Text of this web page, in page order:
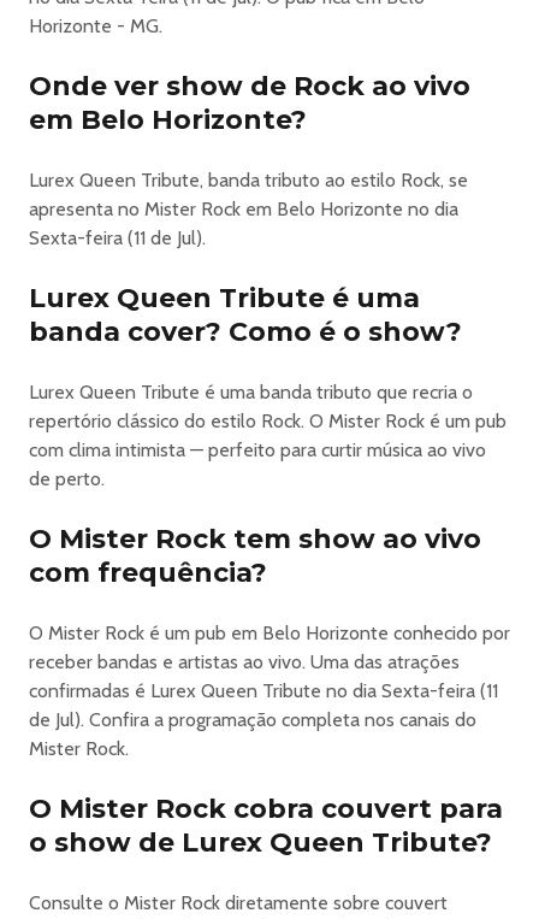
- Matanza Ritual
- Tianastacia
- Carne Nua e Bauxita
- Pretty (Pitty)
of a Down e Slipknot
🎟️ INGRESSOS PROMOCIONAIS LIMITADOS
- Passaporte 2 dias Meia e Solidário Promo R$50
- Passaporte 2 dias Inteira Promo R$100
- Ingresso 1 dia (12/07) Meia e Solidário Promo R$30
- Ingresso Inteira (11/07 ou 12/07) Promo R$60
Adquira seu ingresso Promocional antes que acabe!
* Evento com 2 palcos
* Praça de Alimentação
* Permitido a entrada de menores de idade
acompanhados dos pais e com ingresso.
* Espaço Kids fica na área externa do shopping e do
evento.
* Teremos venda de copos do evento
Horizonte - MG.
Onde ver show de Rock ao vivo
em Belo Horizonte?
Lurex Queen Tribute, banda tributo ao estilo Rock, se
apresenta no Mister Rock em Belo Horizonte no dia
Sexta-feira (11 de Jul).
Lurex Queen Tribute é uma
banda cover? Como é o show?
Lurex Queen Tribute é uma banda tributo que recria o
repertório clássico do estilo Rock. O Mister Rock é um pub
com clima intimista — perfeito para curtir música ao vivo
de perto.
O Mister Rock tem show ao vivo
com frequência?
O Mister Rock é um pub em Belo Horizonte conhecido por
receber bandas e artistas ao vivo. Uma das atrações
confirmadas é Lurex Queen Tribute no dia Sexta-feira (11
de Jul). Confira a programação completa nos canais do
Mister Rock.
O Mister Rock cobra couvert para
o show de Lurex Queen Tribute?
Consulte o Mister Rock diretamente sobre couvert